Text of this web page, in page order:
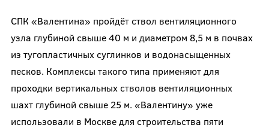
СПК «Валентина» пройдёт ствол вентиляционного
узла глубиной свыше 40 м и диаметром 8,5 м в почвах
из тугопластичных суглинков и водонасыщенных
песков. Комплексы такого типа применяют для
проходки вертикальных стволов вентиляционных
шахт глубиной свыше 25 м. «Валентину» уже
использовали в Москве для строительства пяти